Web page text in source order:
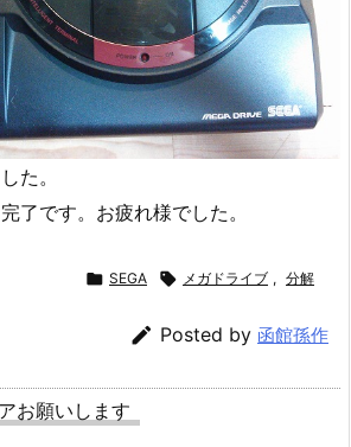
た。
了です。お疲れ様でした。
 SEGA  メガドライブ , 分解
 Posted by 函館孫作
お願いします